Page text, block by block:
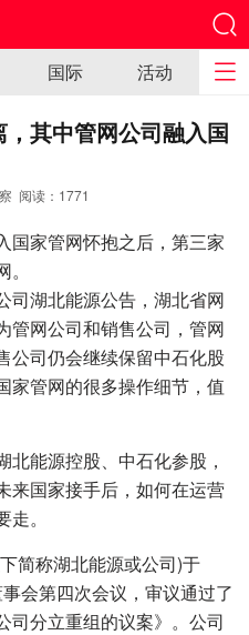
国际 活动
其中管网公司融入国
阅读： 1771
国家管网怀抱之后，第三家
司湖北能源公告，湖北省网
管网公司和销售公司，管网
公司仍会继续保留中石化股
家管网的很多操作细节，值
能源控股、中石化参股，
来国家接手后，如何在运营
。
简称湖北能源或公司)于
会第四次会议，审议通过了
司分立重组的议案》。公司